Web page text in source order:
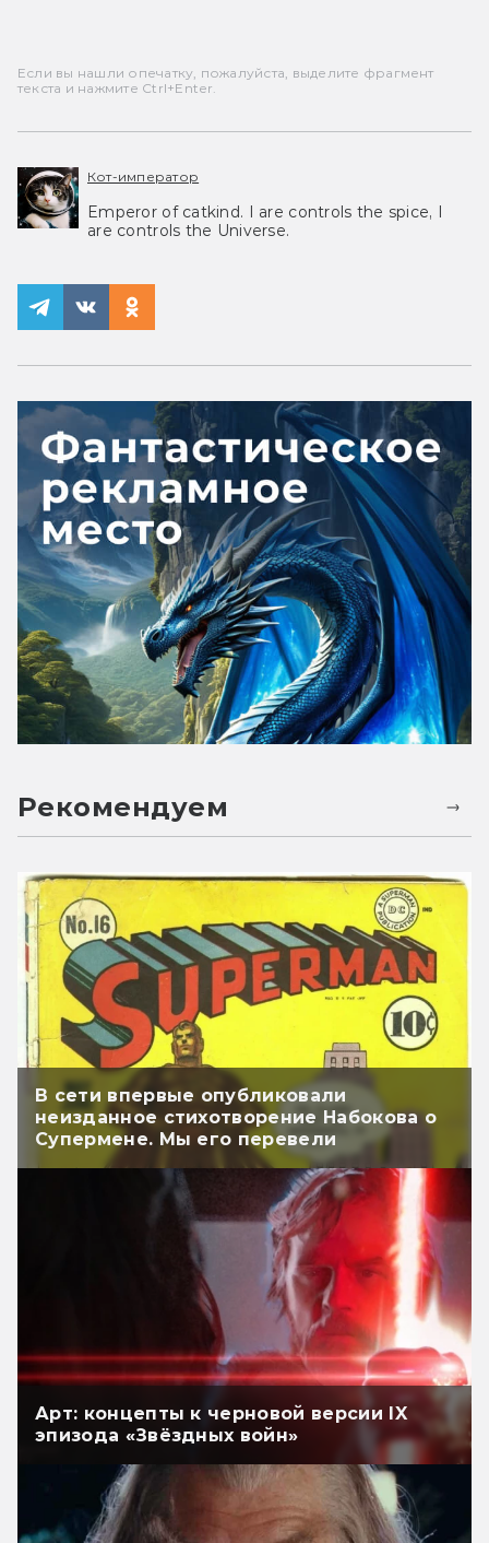
Если вы нашли опечатку, пожалуйста, выделите фрагмент
текста и нажмите Ctrl+Enter.
Кот-император
Emperor of catkind. I are controls the spice, I
are controls the Universe.
Рекомендуем
В сети впервые опубликовали
неизданное стихотворение Набокова о
Супермене. Мы его перевели
Арт: концепты к черновой версии IX
эпизода «Звёздных войн»